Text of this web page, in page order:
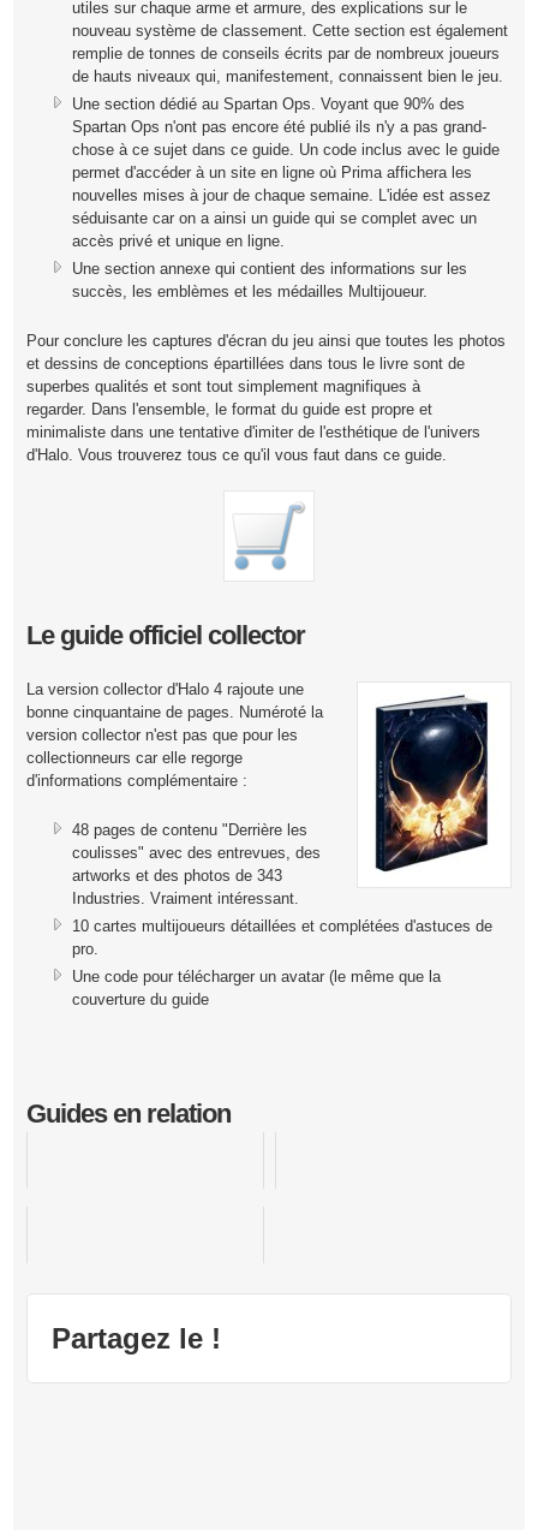
utiles sur chaque arme et armure, des explications sur le
nouveau système de classement. Cette section est également
remplie de tonnes de conseils écrits par de nombreux joueurs
de hauts niveaux qui, manifestement, connaissent bien le jeu.
Une section dédié au Spartan Ops. Voyant que 90% des
Spartan Ops n'ont pas encore été publié ils n'y a pas grand-
chose à ce sujet dans ce guide. Un code inclus avec le guide
permet d'accéder à un site en ligne où Prima affichera les
nouvelles mises à jour de chaque semaine. L'idée est assez
séduisante car on a ainsi un guide qui se complet avec un
accès privé et unique en ligne.
Une section annexe qui contient des informations sur les
succès, les emblèmes et les médailles Multijoueur.
Pour conclure les captures d'écran du jeu ainsi que toutes les photos
et dessins de conceptions épartillées dans tous le livre sont de
superbes qualités et sont tout simplement magnifiques à
regarder. Dans l'ensemble, le format du guide est propre et
minimaliste dans une tentative d'imiter de l'esthétique de l'univers
d'Halo. Vous trouverez tous ce qu'il vous faut dans ce guide.
Le guide officiel collector
La version collector d'Halo 4 rajoute une
bonne cinquantaine de pages. Numéroté la
version collector n'est pas que pour les
collectionneurs car elle regorge
d'informations complémentaire :
48 pages de contenu "Derrière les
coulisses" avec des entrevues, des
artworks et des photos de 343
Industries. Vraiment intéressant.
10 cartes multijoueurs détaillées et complétées d'astuces de
pro.
Une code pour télécharger un avatar (le même que la
couverture du guide
Guides en relation
Partagez le !